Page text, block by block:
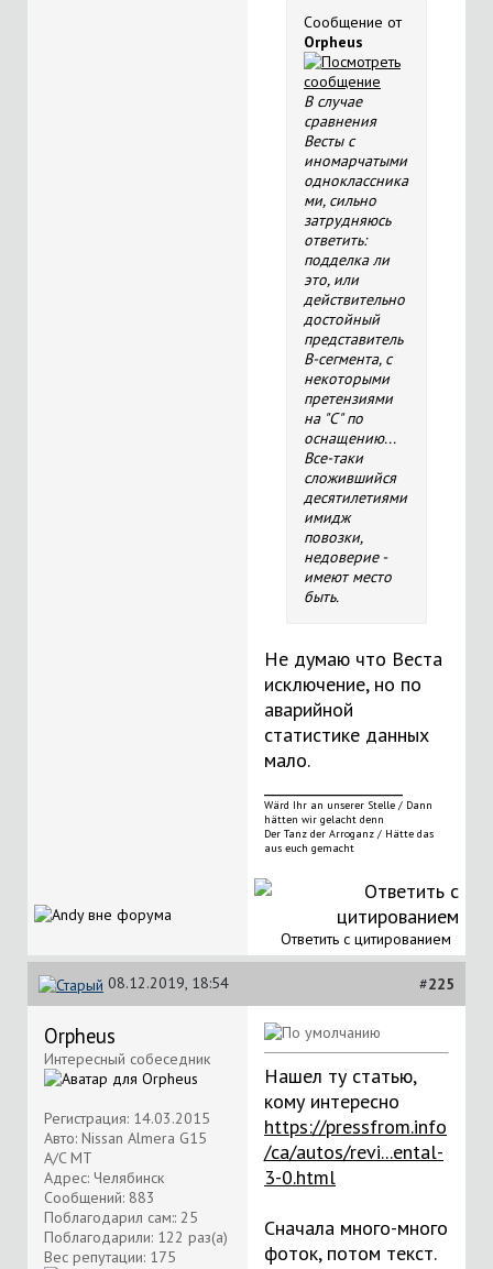
Сообщение от
Orpheus
В случае
сравнения
Весты с
иномарчатыми
одноклассника
ми, сильно
затрудняюсь
ответить:
подделка ли
это, или
действительно
достойный
представитель
B-сегмента, с
некоторыми
претензиями
на "С" по
оснащению...
Все-таки
сложившийся
десятилетиями
имидж
повозки,
недоверие -
имеют место
быть.
Не думаю что Веста
исключение, но по
аварийной
статистике данных
мало.
Wärd Ihr an unserer Stelle / Dann
hätten wir gelacht denn
Der Tanz der Arroganz / Hätte das
aus euch gemacht
Ответить с цитированием
08.12.2019, 18:54 #225
Orpheus
Интересный собеседник
Регистрация: 14.03.2015
Авто: Nissan Almera G15
A/C MT
Адрес: Челябинск
Сообщений: 883
Поблагодарил сам:: 25
Поблагодарили: 122 раз(а)
Вес репутации: 175
Нашел ту статью,
кому интересно
https://pressfrom.info
/ca/autos/revi...ental-
3-0.html
Сначала много-много
фоток, потом текст.